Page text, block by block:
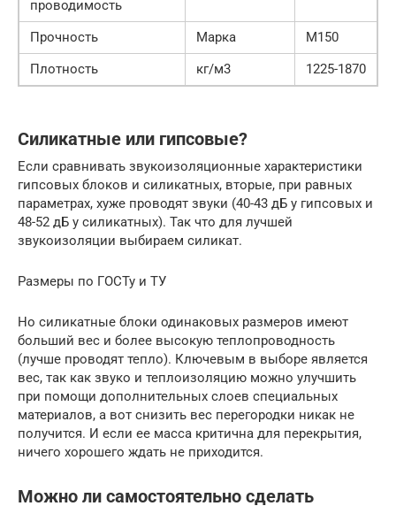
проводимость
Прочность Марка
М150
Плотность
кг/м3 1225-1870
Силикатные или гипсовые?
Если сравнивать звукоизоляционные характеристики
гипсовых блоков и силикатных, вторые, при равных
параметрах, хуже проводят звуки (40-43 дБ у гипсовых и
48-52 дБ у силикатных). Так что для лучшей
звукоизоляции выбираем силикат.
Размеры по ГОСТу и ТУ
Но силикатные блоки одинаковых размеров имеют
больший вес и более высокую теплопроводность
(лучше проводят тепло). Ключевым в выборе является
вес, так как звуко и теплоизоляцию можно улучшить
при помощи дополнительных слоев специальных
материалов, а вот снизить вес перегородки никак не
получится. И если ее масса критична для перекрытия,
ничего хорошего ждать не приходится.
Можно ли самостоятельно сделать